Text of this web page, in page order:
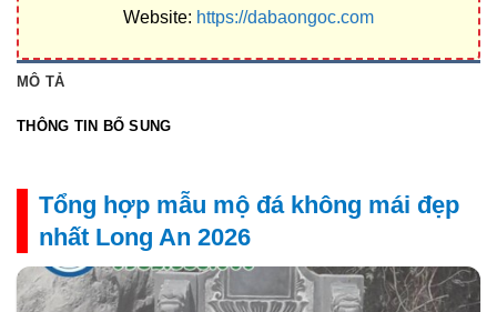
Website: https://dabaongoc.com
MÔ TẢ
THÔNG TIN BỔ SUNG
Tổng hợp mẫu mộ đá không mái đẹp
nhất Long An 2026